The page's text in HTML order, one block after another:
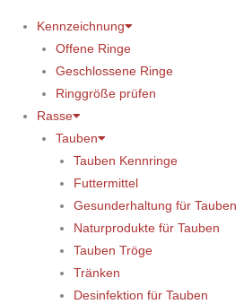
Kennzeichnung
Offene Ringe
Geschlossene Ringe
Ringgröße prüfen
Rasse
Tauben
Tauben Kennringe
Futtermittel
Gesunderhaltung für Tauben
Naturprodukte für Tauben
Tauben Tröge
Tränken
Desinfektion für Tauben